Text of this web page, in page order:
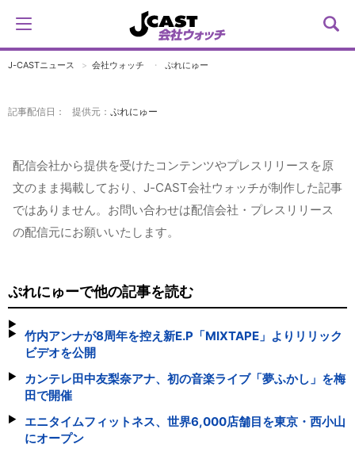
J-CASTニュース 会社ウォッチ ぷれにゅー
記事配信日： 提供元： ぷれにゅー
配信会社から提供を受けたコンテンツやプレスリリースを原
文のまま掲載しており、J-CAST会社ウォッチが制作した記事
ではありません。お問い合わせは配信会社・プレスリリース
の配信元にお願いいたします。
ぷれにゅーで他の記事を読む
竹内アンナが8周年を控え新E.P「MIXTAPE」よりリリック
ビデオを公開
カンテレ田中友梨奈アナ、初の音楽ライブ「夢ふかし」を梅
田で開催
エニタイムフィットネス、世界6,000店舗目を東京・西小山
にオープン